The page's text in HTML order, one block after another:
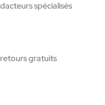
spécialisés
gratuits